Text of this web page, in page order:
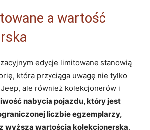
a wartość
edycje limitowane stanowią
która przyciąga uwagę nie tylko
Jeep, ale również kolekcjonerów i
nabycia pojazdu, który jest
liczbie egzemplarzy,
wyższą wartością kolekcjonerską,